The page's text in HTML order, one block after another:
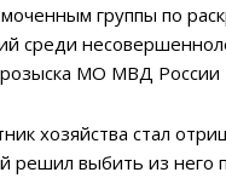
группы по
среди
МО МВД России
хозяйства стал
решил выбить из него